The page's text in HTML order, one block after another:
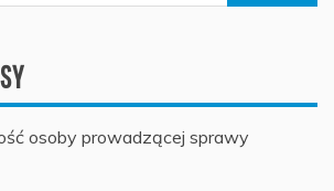
osoby prowadzącej sprawy